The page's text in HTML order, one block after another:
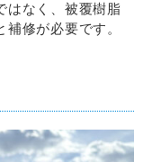
はなく、被覆樹脂
修が必要です。